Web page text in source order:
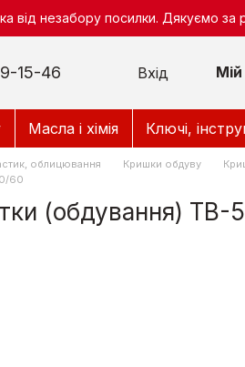
від незабору посилки. Дякуємо за
15-46 Вхід
Масла і хімія Ключі,
облицювання Кришки обдуву
60
(обдування) ТВ-